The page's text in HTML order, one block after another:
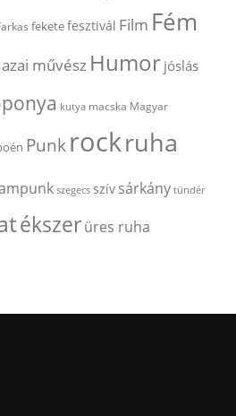
feketefesztivál Film Fém
művész Humor jóslás
kutya macska Magyar
Punkrockruha
szegecs szív sárkány tündér
ékszerüres ruha